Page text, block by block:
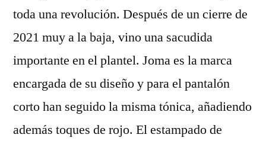
toda una revolución. Después de un cierre de
2021 muy a la baja, vino una sacudida
importante en el plantel. Joma es la marca
encargada de su diseño y para el pantalón
corto han seguido la misma tónica, añadiendo
además toques de rojo. El estampado de